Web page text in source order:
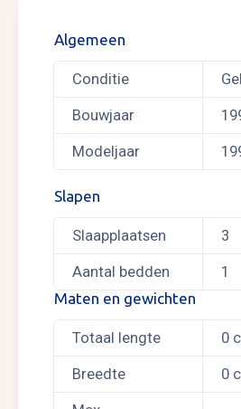
Algemeen
Conditie
Bouwjaar
Modeljaar
Slapen
Slaapplaatsen 3
Aantal bedden
1
Maten en gewichten
Totaal lengte 0
Breedte 0